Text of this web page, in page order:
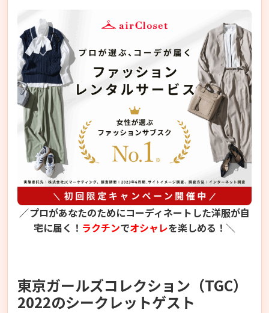
／プロがあなたのためにコーディネートした洋服が自
宅に届く！ ラクチンでオシャレを楽しめる！＼
東京ガールズコレクション（TGC）
2022のシークレットゲスト